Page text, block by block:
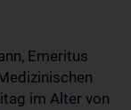
Emeritus
im Alter von